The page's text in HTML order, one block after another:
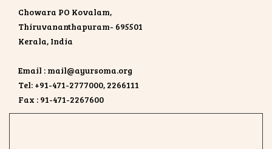
Chowara PO Kovalam,
Thiruvananthapuram- 695501
Kerala, India
Email : mail@ayursoma.org
Tel: +91-471-2777000, 2266111
Fax : 91-471-2267600